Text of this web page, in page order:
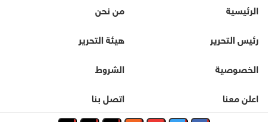
الرئيسية
من نحن
رئيس التحرير
هيئة التحرير
الخصوصية
الشروط
اعلن معنا
اتصل بنا